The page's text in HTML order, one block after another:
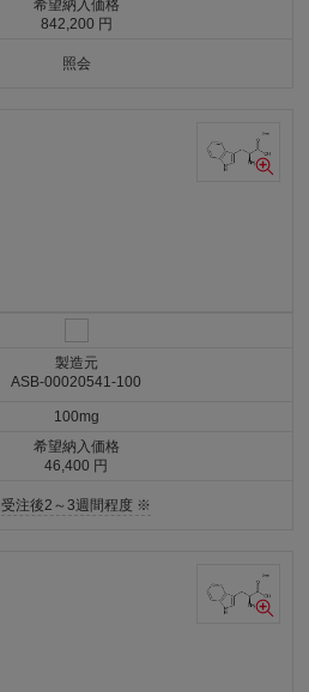
希望納入価格
842,200 円
照会
製造元
ASB-00020541-100
100mg
希望納入価格
46,400 円
受注後2～3週間程度 ※